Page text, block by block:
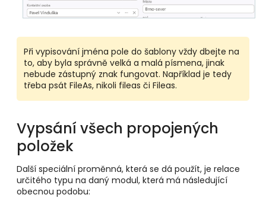
Při vypisování jména pole do šablony vždy dbejte na
to, aby byla správně velká a malá písmena, jinak
nebude zástupný znak fungovat. Například je tedy
třeba psát FileAs, nikoli fileas či Fileas.
Vypsání všech propojených
položek
Další speciální proměnná, která se dá použít, je relace
určitého typu na daný modul, která má následující
obecnou podobu: